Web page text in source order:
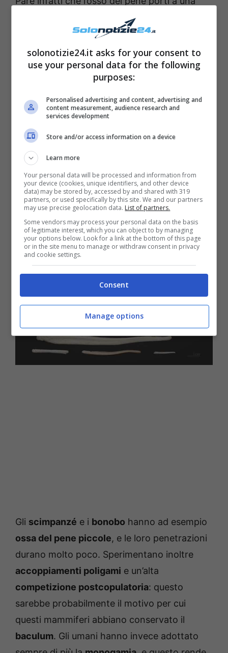
e, in periodi storici
più remoti (quelli in cui gli uomini avevano
molte donne), c’eranostrategie di
riproduzione e di trasmissione di genipiù
sicure. E’ stato quindi svelato che il
ha un ruolo importante nellariproduzionee
nellacompetizione sessuale
postcopulatorio
. Lo ha riferito
Matilda
ha anche parlato di come il prolungamento
dellapenetrazionepossa aiutare l’uomo a
capire se la donna si accoppi con altri uomini.
Questo va chiaramente ad aumentare
possibilità di trasmissionedel proprio
materiale genetico.
Gli scimpanzé e i bonobo hanno ad esempio
ossa del pene piccole, e le loro penetrazioni
durano molto poco. Sperimentano inoltre
accoppiamenti poligami e un’alta
competizione postcopulatoria: questo
sarebbe probabilmente il motivo per cui
questi mammiferi abbiano conservato il
baculum. Gli umani hanno invece adottato
solonotizie24.it asks for your consent to
use your personal data for the following
purposes:
Personalised advertising and content, advertising and
content measurement, audience research and
services development
Store and/or access information on a device
Learn more
Your personal data will be processed and information from
your device (cookies, unique identifiers, and other device
data) may be stored by, accessed by and shared with 319
partners, or used specifically by this site. We and our partners
may use precise geolocation data. List of partners.
Some vendors may process your personal data on the basis
of legitimate interest, which you can object to by managing
your options below. Look for a link at the bottom of this page
or in the site menu to manage or withdraw consent in privacy
and cookie settings.
Consent
Manage options